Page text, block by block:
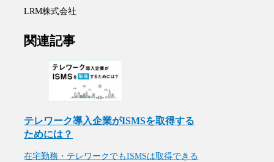
LRM株式会社
関連記事
テレワーク導入企業がISMSを取得する
ためには？
在宅勤務・テレワークでもISMSは取得できる